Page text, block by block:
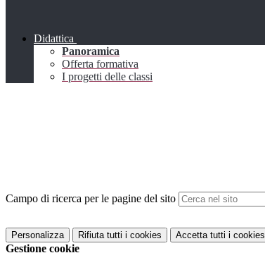
Didattica
Panoramica
Offerta formativa
I progetti delle classi
Campo di ricerca per le pagine del sito
Personalizza Rifiuta tutti i cookies Accetta tutti i cookies
Gestione cookie